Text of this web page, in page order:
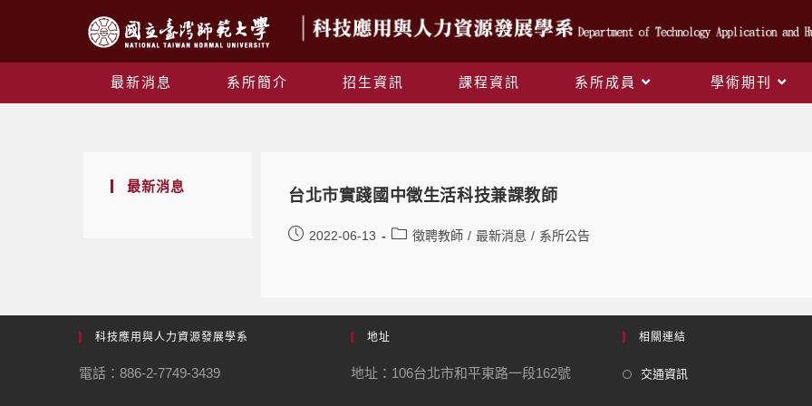
最新消息 系所簡介 招生資訊 課程資訊 系所成員 學術期刊
最新消息
台北市實踐國中徵生活科技兼課教師
2022-06-13 徵聘教師 / 最新消息 / 系所公告
科技應用與人力資源發展學系
電話：886-2-7749-3439
地址
地址：106台北市和平東路一段162號
相關連結
交通資訊